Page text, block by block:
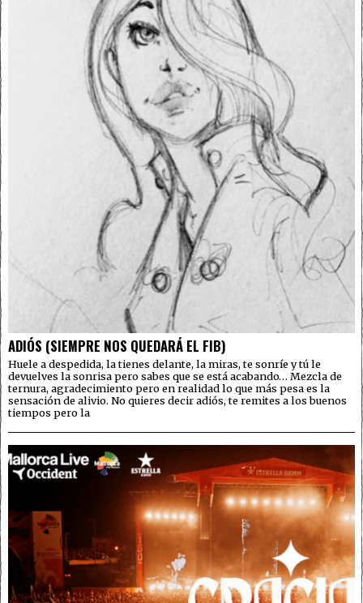
ADIÓS (SIEMPRE NOS QUEDARÁ EL FIB)
Huele a despedida, la tienes delante, la miras, te sonríe y tú le
devuelves la sonrisa pero sabes que se está acabando… Mezcla de
ternura, agradecimiento pero en realidad lo que más pesa es la
sensación de alivio. No quieres decir adiós, te remites a los buenos
tiempos pero la